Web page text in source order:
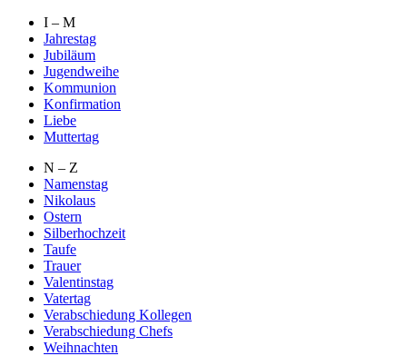
I – M
Jahrestag
Jubiläum
Jugendweihe
Kommunion
Konfirmation
Liebe
Muttertag
N – Z
Namenstag
Nikolaus
Ostern
Silberhochzeit
Taufe
Trauer
Valentinstag
Vatertag
Verabschiedung Kollegen
Verabschiedung Chefs
Weihnachten